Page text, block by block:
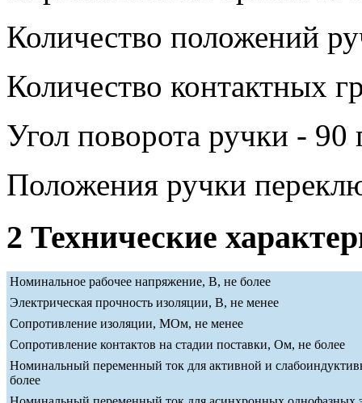
Количество положений
Количество контактных
Угол поворота ручки - 90
Положения ручки
2 Технические
Номинальное рабочее напряжение, В, не более
Электрическая прочность изоляции, В, не менее
Сопротивление изоляции, МОм, не менее
Сопротивление контактов на стадии поставки, Ом, не более
Номинальный переменный ток для активной и
более